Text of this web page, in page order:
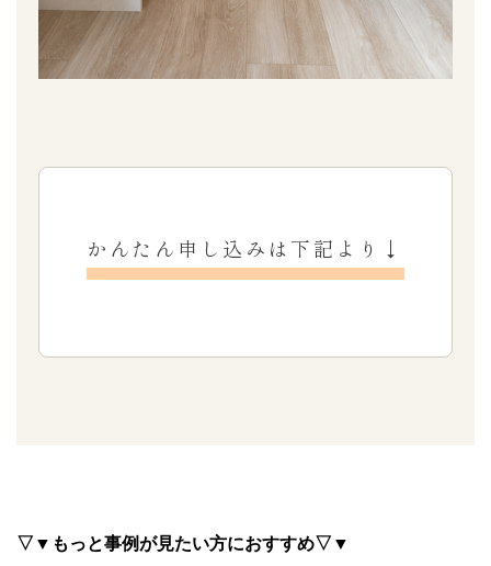
かんたん申し込みは下記より↓
▽▼もっと事例が見たい方におすすめ▽▼